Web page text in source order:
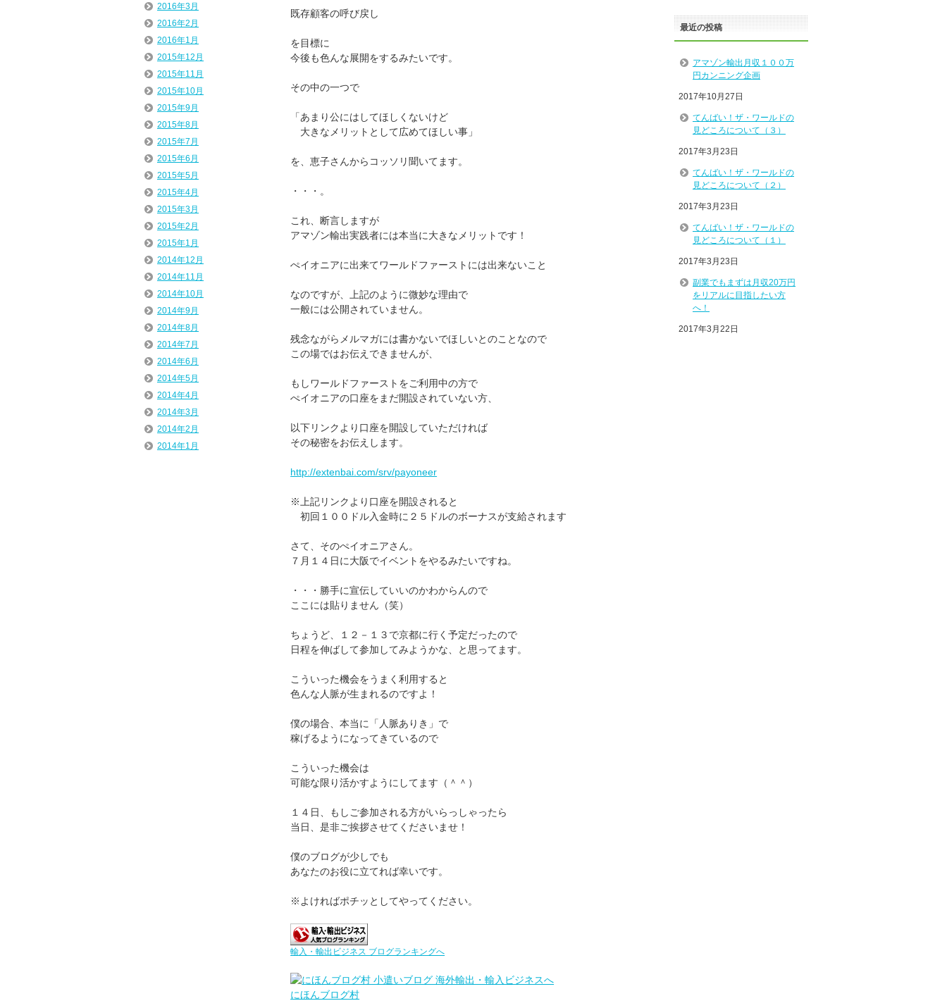
既存顧客の呼び戻し
を目標に
今後も色んな展開をするみたいです。
その中の一つで
「あまり公にはしてほしくないけど
大きなメリットとして広めてほしい事」
を、恵子さんからコッソリ聞いてます。
・・・。
これ、断言しますが
アマゾン輸出実践者には本当に大きなメリットです！
ぺイオニアに出来てワールドファーストには出来ないこと
なのですが、上記のように微妙な理由で
一般には公開されていません。
残念ながらメルマガには書かないでほしいとのことなので
この場ではお伝えできませんが、
もしワールドファーストをご利用中の方で
ぺイオニアの口座をまだ開設されていない方、
以下リンクより口座を開設していただければ
その秘密をお伝えします。
http://extenbai.com/srv/payoneer
※上記リンクより口座を開設されると
初回１００ドル入金時に２５ドルのボーナスが支給されます
さて、そのぺイオニアさん。
７月１４日に大阪でイベントをやるみたいですね。
・・・勝手に宣伝していいのかわからんので
ここには貼りません（笑）
ちょうど、１２－１３で京都に行く予定だったので
日程を伸ばして参加してみようかな、と思ってます。
こういった機会をうまく利用すると
色んな人脈が生まれるのですよ！
僕の場合、本当に「人脈ありき」で
稼げるようになってきているので
こういった機会は
可能な限り活かすようにしてます（＾＾）
１４日、もしご参加される方がいらっしゃったら
当日、是非ご挨拶させてくださいませ！
僕のブログが少しでも
あなたのお役に立てれば幸いです。
※よければポチッとしてやってください。
輸入・輸出ビジネス ブログランキングへ
にほんブログ村
2016年3月
2016年2月
2016年1月
2015年12月
2015年11月
2015年10月
2015年9月
2015年8月
2015年7月
2015年6月
2015年5月
2015年4月
2015年3月
2015年2月
2015年1月
2014年12月
2014年11月
2014年10月
2014年9月
2014年8月
2014年7月
2014年6月
2014年5月
2014年4月
2014年3月
2014年2月
2014年1月
最近の投稿
アマゾン輸出月収１００万
円カンニング企画
2017年10月27日
てんばい！ザ・ワールドの
見どころについて（３）
2017年3月23日
てんばい！ザ・ワールドの
見どころについて（２）
2017年3月23日
てんばい！ザ・ワールドの
見どころについて（１）
2017年3月23日
副業でもまずは月収20万円
をリアルに目指したい方
へ！
2017年3月22日